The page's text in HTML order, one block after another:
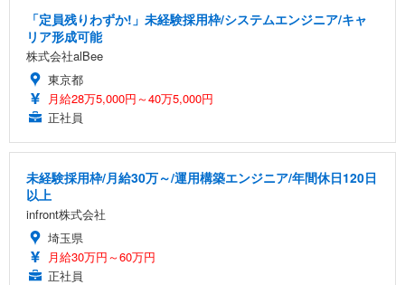
「定員残りわずか!」未経験採用枠/システムエンジニア/キャ
リア形成可能
株式会社alBee
東京都
月給28万5,000円～40万5,000円
正社員
未経験採用枠/月給30万～/運用構築エンジニア/年間休日120日
以上
infront株式会社
埼玉県
月給30万円～60万円
正社員